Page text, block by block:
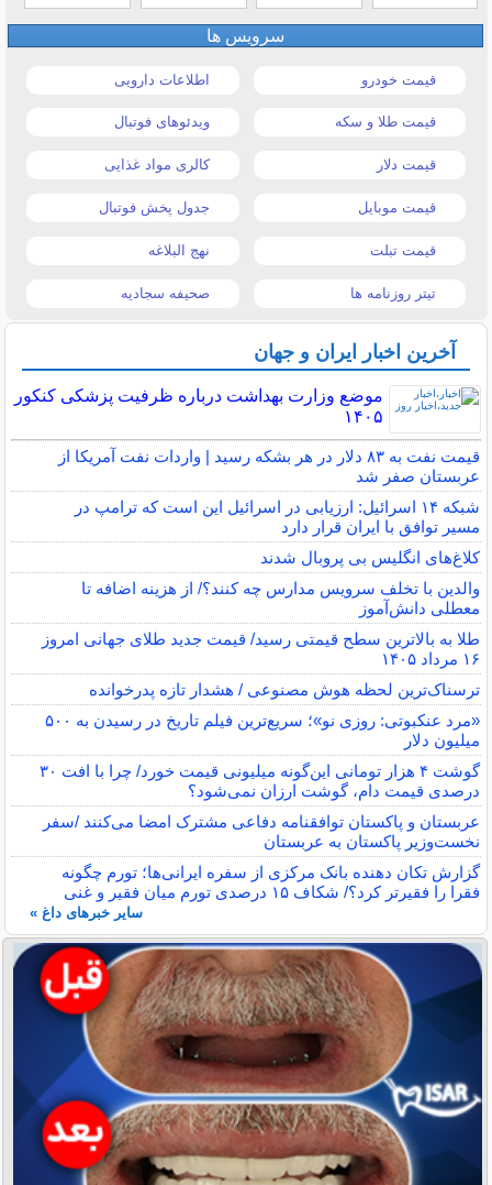
سرویس ها
قیمت خودرو اطلاعات دارویی
قیمت طلا و سکه ویدئوهای فوتبال
قیمت دلار کالری مواد غذایی
قیمت موبایل جدول پخش فوتبال
قیمت تبلت نهج البلاغه
تیتر روزنامه ها صحیفه سجادیه
آخرین اخبار ایران و جهان
موضع وزارت بهداشت درباره ظرفیت پزشکی کنکور
۱۴۰۵
قیمت نفت به ۸۳ دلار در هر بشکه رسید | واردات نفت آمریکا از
عربستان صفر شد
شبکه ۱۴ اسرائیل: ارزیابی در اسرائیل این است که ترامپ در
مسیر توافق با ایران قرار دارد
کلاغ‌های انگلیس بی پروبال شدند
والدین با تخلف سرویس مدارس چه کنند؟/ از هزینه اضافه تا
معطلی دانش‌آموز
طلا به بالاترین سطح قیمتی رسید/ قیمت جدید طلای جهانی امروز
۱۶ مرداد ۱۴۰۵
ترسناک‌ترین لحظه هوش مصنوعی / هشدار تازه پدرخوانده
«مرد عنکبوتی: روزی نو»؛ سریع‌ترین فیلم تاریخ در رسیدن به ۵۰۰
میلیون دلار
گوشت ۴ هزار تومانی این‌گونه میلیونی قیمت خورد/ چرا با افت ۳۰
درصدی قیمت دام، گوشت ارزان نمی‌شود؟
عربستان و پاکستان توافقنامه دفاعی مشترک امضا می‌کنند /سفر
نخست‌وزیر پاکستان به عربستان
گزارش تکان‌ دهنده بانک مرکزی از سفره ایرانی‌ها؛ تورم چگونه
فقرا را فقیرتر کرد؟/ شکاف ۱۵ درصدی تورم میان فقیر و غنی
سایر خبرهای داغ »